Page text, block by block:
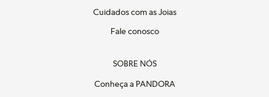
Cuidados com as Joias
Fale conosco
SOBRE NÓS
Conheça a PANDORA